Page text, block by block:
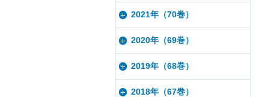
2021年（70巻）
2020年（69巻）
2019年（68巻）
2018年（67巻）